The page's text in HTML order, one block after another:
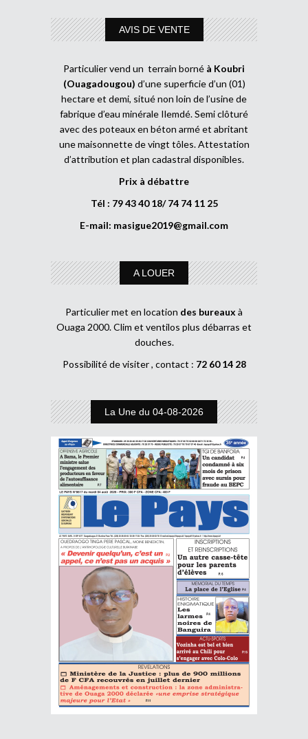
AVIS DE VENTE
Particulier vend un terrain borné à Koubri
(Ouagadougou) d’une superficie d’un (01)
hectare et demi, situé non loin de l’usine de
fabrique d’eau minérale Ilemdé. Semi clôturé
avec des poteaux en béton armé et abritant
une maisonnette de vingt tôles. Attestation
d’attribution et plan cadastral disponibles.
Prix à débattre
Tél : 79 43 40 18/ 74 74 11 25
E-mail: masigue2019@gmail.com
A LOUER
Particulier met en location des bureaux à
Ouaga 2000. Clim et ventilos plus débarras et
douches.
Possibilité de visiter , contact : 72 60 14 28
La Une du 04-08-2026